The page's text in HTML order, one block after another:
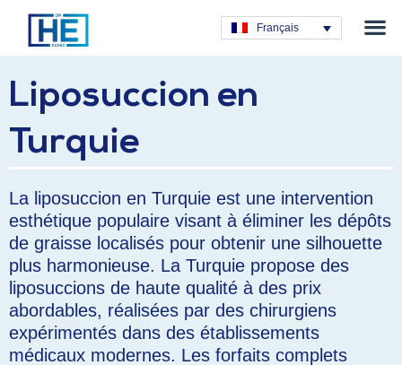
Français
Liposuccion en
Turquie
La liposuccion en Turquie est une intervention
esthétique populaire visant à éliminer les dépôts
de graisse localisés pour obtenir une silhouette
plus harmonieuse. La Turquie propose des
liposuccions de haute qualité à des prix
abordables, réalisées par des chirurgiens
expérimentés dans des établissements
médicaux modernes. Les forfaits complets